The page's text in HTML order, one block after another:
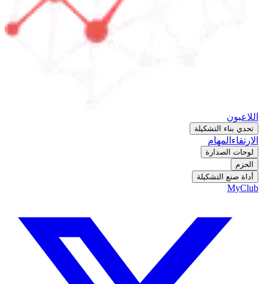
اللاعبون
تحدي بناء التشكيلة
الارتقاء المهام
لوحات الصدارة
الحزم
أداة صنع التشكيلة
MyClub